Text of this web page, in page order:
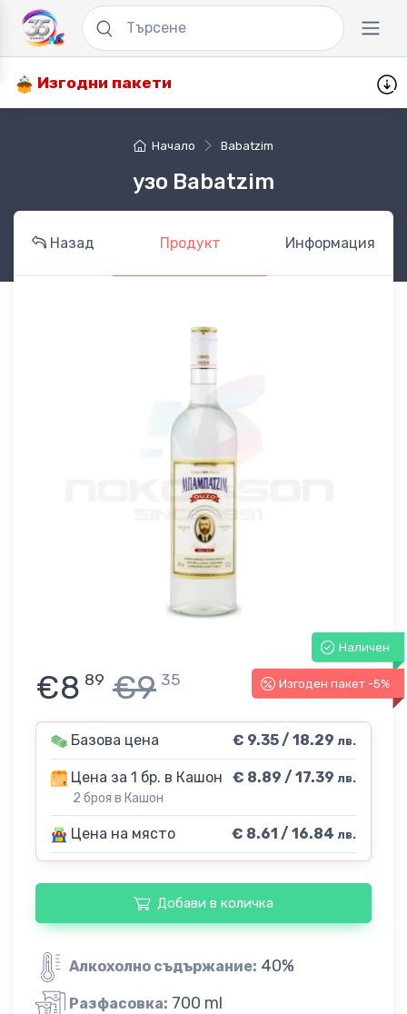
Изгодни пакети
Начало Babatzim
узо Babatzim
Назад Продукт Информация
Наличен
Изгоден пакет -5%
€8 89 €9 35
Базова цена € 9.35 / 18.29 лв.
Цена за 1 бр. в Кашон
2 броя в Кашон
€ 8.89 / 17.39 лв.
Цена на място € 8.61 / 16.84 лв.
Добави в количка
Алкохолно съдържание: 40%
Разфасовка: 700 ml